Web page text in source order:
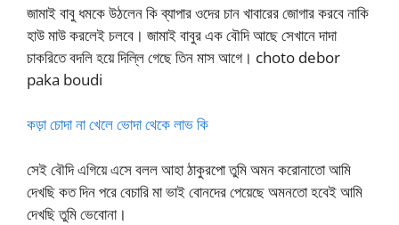
জামাই বাবু ধমকে উঠলেন কি ব্যাপার ওদের চান খাবারের জোগার করবে নাকি
হাউ মাউ করলেই চলবে। জামাই বাবুর এক বৌদি আছে সেখানে দাদা
চাকরিতে বদলি হয়ে দিল্লি গেছে তিন মাস আগে। choto debor
paka boudi
কড়া চোদা না খেলে ভোদা থেকে লাভ কি
সেই বৌদি এগিয়ে এসে বলল আহা ঠাকুরপো তুমি অমন করোনাতো আমি
দেখছি কত দিন পরে বেচারি মা ভাই বোনদের পেয়েছে অমনতো হবেই আমি
দেখছি তুমি ভেবোনা।